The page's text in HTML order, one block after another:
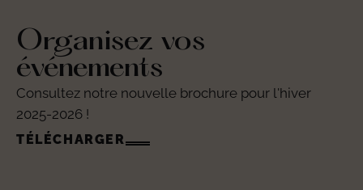
Organisez vos
événements
Consultez notre nouvelle brochure pour l'hiver
2025-2026 !
TÉLÉCHARGER